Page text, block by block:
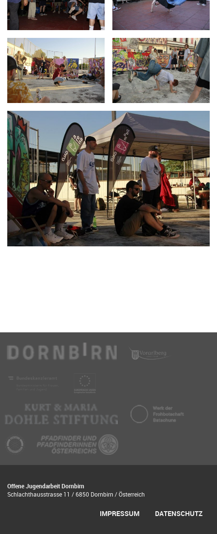
Offene Jugendarbeit Dornbirn
Schlachthausstrasse 11 / 6850 Dornbirn / Österreich
IMPRESSUM DATENSCHUTZ